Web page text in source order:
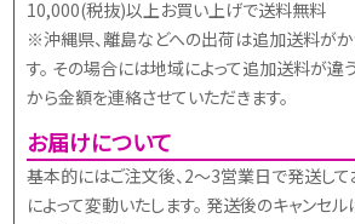
10,000(税抜)以上お買い上げで送料無料
※沖縄県、離島などへの出荷は追加送料が
す。 その場合には地域によって追加送料が違
から金額を連絡させていただきます。
お届けについて
基本的にはご注文後、2～3営業日で発送して
によって変動いたします。 発送後のキャンセ